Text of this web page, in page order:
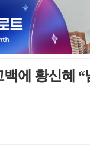
에 황신혜